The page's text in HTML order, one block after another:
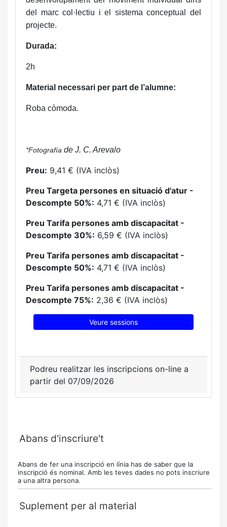
del marc col·lectiu i el sistema conceptual del
projecte.
Durada:
2h
Material necessari per part de l’alumne:
Roba còmoda.
*Fotografía de J. C. Arevalo
Preu: 9,41 € (IVA inclòs)
Preu Targeta persones en situació d'atur -
Descompte 50%: 4,71 € (IVA inclòs)
Preu Tarifa persones amb discapacitat -
Descompte 30%: 6,59 € (IVA inclòs)
Preu Tarifa persones amb discapacitat -
Descompte 50%: 4,71 € (IVA inclòs)
Preu Tarifa persones amb discapacitat -
Descompte 75%: 2,36 € (IVA inclòs)
Veure sessions
Podreu realitzar les inscripcions on-line a
partir del 07/09/2026
Abans d'inscriure't
Abans de fer una inscripció en línia has de saber que la
inscripció és nominal. Amb les teves dades no pots inscriure
a una altra persona.
Suplement per al material